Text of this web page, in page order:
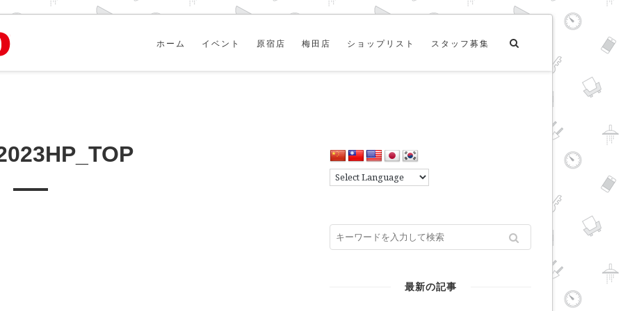
ホーム イベント 原宿店 梅田店 ショップリスト スタッフ募集
最新の記事